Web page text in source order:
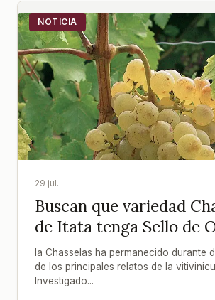
NOTICIA
29 jul.
Buscan que variedad
de Itata tenga Sello de
la Chasselas ha permanecido durante
de los principales relatos de la
Investigado...